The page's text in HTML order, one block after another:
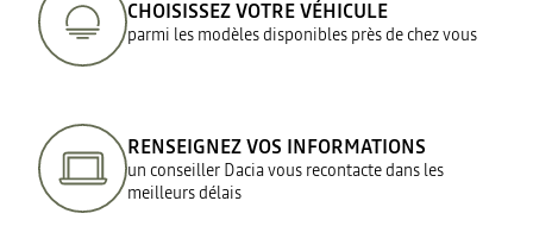
CHOISISSEZ VOTRE VÉHICULE
parmi les modèles disponibles près de chez vous
RENSEIGNEZ VOS INFORMATIONS
un conseiller Dacia vous recontacte dans les
meilleurs délais